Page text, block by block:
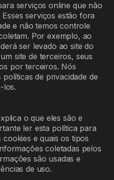
serviços online que não
serviços estão fora
e não temos controle
Por exemplo, ao
ser levado ao site do
site de terceiros, seus
por terceiros. Nós
de privacidade de
los.
o que eles são e
ler esta política para
e quais os tipos
coletadas pelos
são usadas e
de uso.